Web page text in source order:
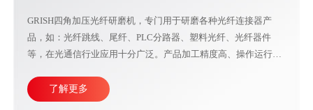
GRISH四角加压光纤研磨机，专门用于研磨各种光纤连接器产
品，如：光纤跳线、尾纤、PLC分路器、塑料光纤、光纤器件
等，在光通信行业应用十分广泛。产品加工精度高、操作运行稳
熟的产线加工方式主要由四台或五台光纤研磨机，再配合各种规
格的PC、APC、UPC等研磨夹具组成。
了解更多